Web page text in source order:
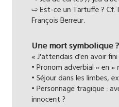
⇨ Est-ce un Tartuffe ? Cf.
François Berreur.
Une mort symbolique ?
« J'attendais d'en avoir fini
• Pronom adverbial « en »
• Séjour dans les limbes,
• Personnage tragique :
innocent ?